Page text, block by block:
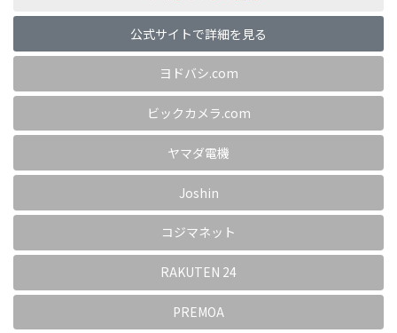
公式サイトで詳細を見る
ヨドバシ.com
ビックカメラ.com
ヤマダ電機
Joshin
コジマネット
RAKUTEN 24
PREMOA